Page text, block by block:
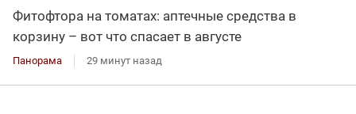
Фитофтора на томатах: аптечные средства в
корзину – вот что спасает в августе
Панорама 29 минут назад